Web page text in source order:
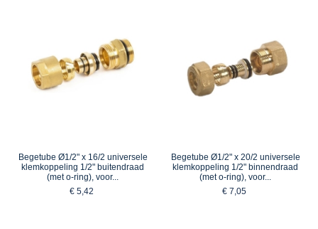
Begetube Ø1/2" x 16/2 universele
klemkoppeling 1/2" buitendraad
(met o-ring), voor...
€ 5,42
Begetube Ø1/2" x 20/2 universele
klemkoppeling 1/2" binnendraad
(met o-ring), voor...
€ 7,05